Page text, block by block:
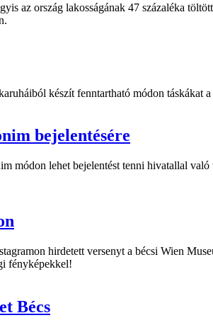
az ország lakosságának 47 százaléka
készít fenntartható módon
bejelentésére
módon lehet bejelentést tenni hivatallal
hirdetett versenyt a bécsi Wien
fényképekkel!
Bécs